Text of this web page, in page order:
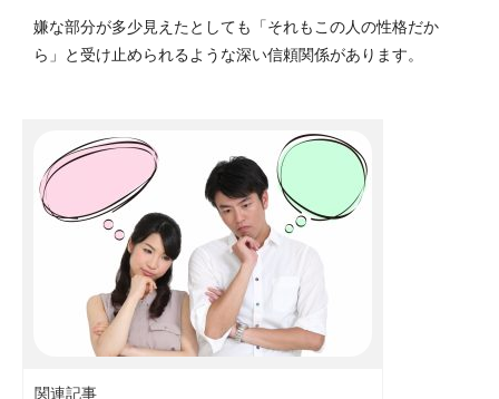
嫌な部分が多少見えたとしても「それもこの人の性格だか
ら」と受け止められるような深い信頼関係があります。
関連記事